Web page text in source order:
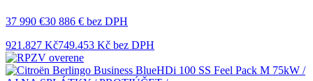
37 990 €30 886 € bez DPH
921.827 Kč749.453 Kč bez DPH